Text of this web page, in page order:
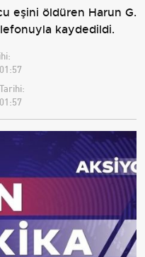
eşini öldüren Harun G.
kaydedildi.